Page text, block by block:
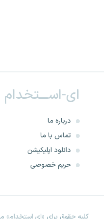
ای-اســـتخدام
درباره ما
تماس با ما
دانلود اپلیکیشن
حریم خصوصی
کلیه حقوق برای «ای استخدام»